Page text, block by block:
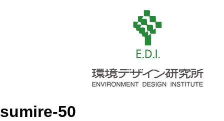
sumire-50